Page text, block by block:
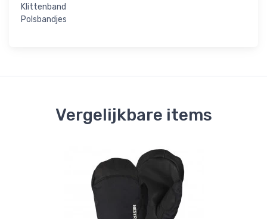
Klittenband
Polsbandjes
Vergelijkbare items